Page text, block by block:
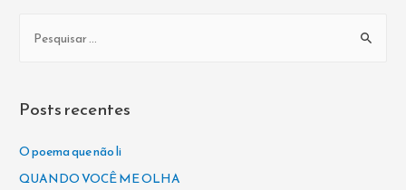
i
s
Posts recentes
O poema que não li
QUANDO VOCÊ ME OLHA